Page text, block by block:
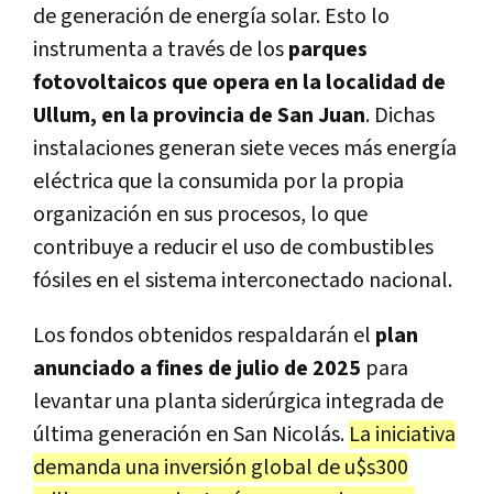
de generación de energía solar. Esto lo
instrumenta a través de losparques
fotovoltaicos que opera en la localidad de
Ullum, en la provincia de San Juan. Dichas
instalaciones generan siete veces más energía
eléctrica que la consumida por la propia
organización en sus procesos, lo que
contribuye a reducir el uso de combustibles
fósiles en el sistema interconectado nacional.
Los fondos obtenidos respaldarán el plan
anunciado a fines de julio de 2025 para
levantar una planta siderúrgica integrada de
última generación en San Nicolás. La iniciativa
demanda una inversión global de u$s300